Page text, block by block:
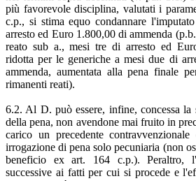
più favorevole disciplina, valutati i
c.p., si stima equo condannare
arresto ed Euro 1.800,00 di ammenda
reato sub a., mesi tre di arresto ed
ridotta per le generiche a mesi due di
ammenda, aumentata alla pena finale
rimanenti reati).
6.2. Al D. può essere, infine, concessa la
della pena, non avendone mai fruito in
carico un precedente
irrogazione di pena solo pecuniaria (non
beneficio ex art. 164 c.p.). Peraltro,
successive ai fatti per cui si procede e